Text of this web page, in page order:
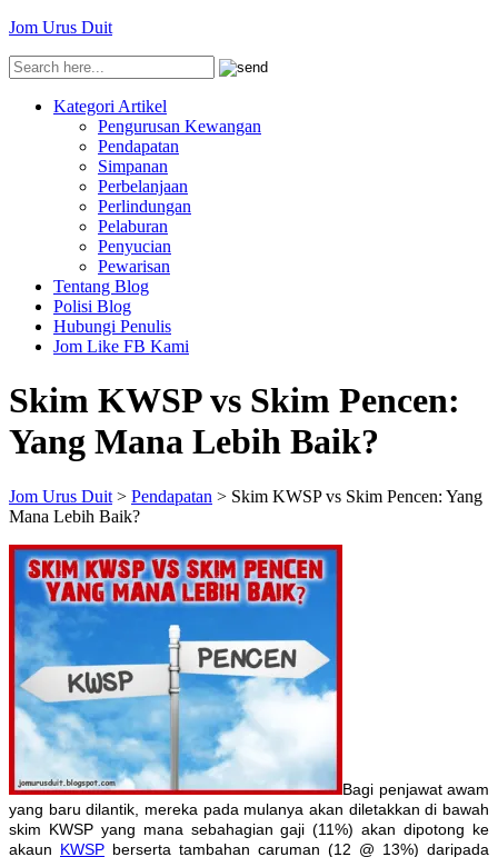
Jom Urus Duit
Kategori Artikel
Pengurusan Kewangan
Pendapatan
Simpanan
Perbelanjaan
Perlindungan
Pelaburan
Penyucian
Pewarisan
Tentang Blog
Polisi Blog
Hubungi Penulis
Jom Like FB Kami
Skim KWSP vs Skim Pencen:
Yang Mana Lebih Baik?
Jom Urus Duit > Pendapatan > Skim KWSP vs Skim Pencen: Yang
Mana Lebih Baik?
Bagi penjawat awam
yang baru dilantik, mereka pada mulanya akan diletakkan di bawah
skim KWSP yang mana sebahagian gaji (11%) akan dipotong ke
akaun KWSP berserta tambahan caruman (12 @ 13%) daripada